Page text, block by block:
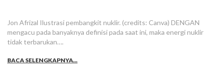
Jon Afrizal Ilustrasi pembangkit nuklir. (credits: Canva) DENGAN
mengacu pada banyaknya definisi pada saat ini, maka energi nuklir
tidak terbarukan….
BACA SELENGKAPNYA...